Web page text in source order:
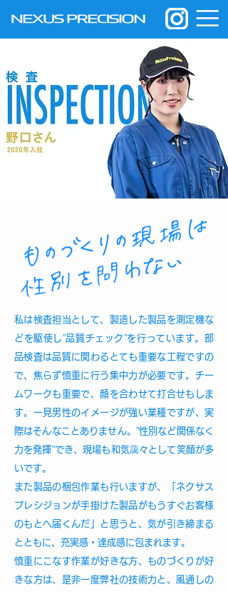
私は検査担当として、製造した製品を測定機な
どを駆使し”品質チェック”を行っています。部
品検査は品質に関わるとても重要な工程ですの
で、焦らず慎重に行う集中力が必要です。チー
ムワークも重要で、顔を合わせて打合せもしま
す。一見男性のイメージが強い業種ですが、実
際はそんなことありません。”性別など関係なく
力を発揮”でき、現場も和気藹々として笑顔が多
いです。
また製品の梱包作業も行いますが、「ネクサス
プレシジョンが手掛けた製品がもうすぐお客様
のもとへ届くんだ」と思うと、気が引き締まる
とともに、充実感・達成感に包まれます。
慎重にこなす作業が好きな方、ものづくりが好
きな方は、是非一度弊社の技術力と、風通しの